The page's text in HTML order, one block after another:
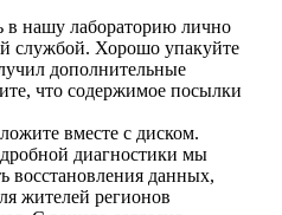
в нашу лабораторию лично
службой. Хорошо упакуйте
дополнительные
что содержимое посылки
вместе с диском.
диагностики мы
восстановления данных,
жителей регионов